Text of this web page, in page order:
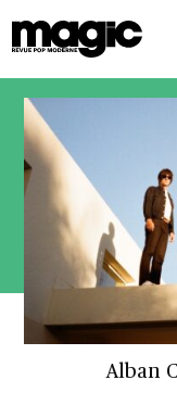
Alban